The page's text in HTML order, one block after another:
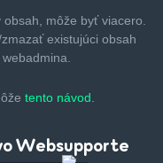
obsah, môže byťviacero.
zmazaťexistujúci obsah
tento návod.
Websupporte